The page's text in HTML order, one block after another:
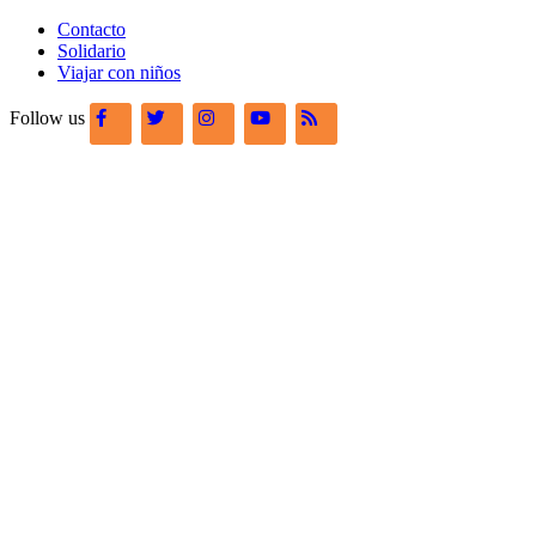
Contacto
Solidario
Viajar con niños
Follow us